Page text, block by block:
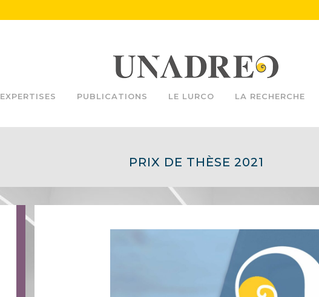
EXPERTISES PUBLICATIONS LE LURCO LA RECHERCHE
PRIX DE THÈSE 2021